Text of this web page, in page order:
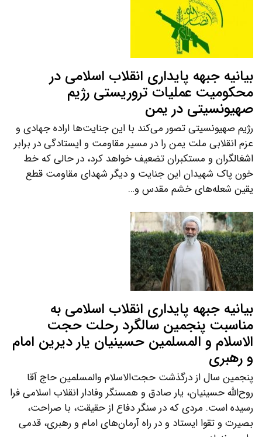
بیانیه جبهه پایداری انقلاب اسلامی در
محکومیت عملیات تروریستی رژیم
صهیونسیتی در یمن
رژیم صهیونسیتی تصور می‌کند با این جنایت‌ها اراده جهادی و
عزم انقلابی ملت یمن را در مسیر مقاومت و ایستادگی در برابر
اشغالگران و مستکبران تضعیف خواهد کرد، در حالی که خط
خون پاک شهیدان این جنایت و دیگر شهدای مقاومت قطع
یقین شعله‌های خشم مقدس و…
بیانیه جبهه پایداری انقلاب اسلامی به
مناسبت پنجمین سالگرد رحلت حجت
الاسلام و المسلمین حسینیان یار دیرین امام
و رهبری
پنجمین سال از درگذشت حجت‌الاسلام والمسلمین حاج آقا
روح‌الله حسینیان، یار صادق و همسنگر وفادار انقلاب اسلامی فرا
رسیده است. مردی که در سنگر دفاع از حقیقت، با صراحت،
بصیرت و تقوا ایستاد و در راه آرمان‌های امام و رهبری، قدمی